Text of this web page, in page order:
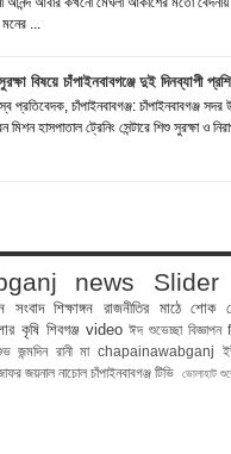
...
বিষয়ে চাঁপাইনবাবগঞ্জে দুই দিনব্যাপী
প্রতিবেদক, চাঁপাইনবাবগঞ্জ: চাঁপাইনবাবগঞ্জ
মিশন হাসপাতাল ট্রেনিং সেন্টারে শিশু সুরক্ষা ও
news Slider
সংবাদ শিক্ষাঙ্গন রাজনীতির মাঠে শোক
কৃষি শিবগঞ্জ video ঈদ শুভেচ্ছা বিজ্ঞাপন
জন্মদিন রানী মা chapainawabganj
জয়নাল নাচোল চাঁপাইনবাবগঞ্জ টিভি ভোলাহাট